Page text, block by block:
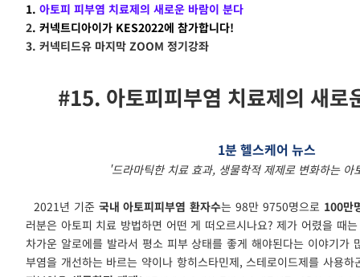
1. 아토피 피부염 치료제의 새로운 바람이 분다
2. 커넥트디아이가 KES2022에 참가합니다!
3. 커넥티드유 마지막 ZOOM 정기강좌
#15. 아토피피부염 치료제의 새로
1분헬스케어 뉴스
'드라마틱한 치료 효과, 생물학적 제제로 변화하는 아
2021년 기준 국내 아토피피부염 환자수는 98만 9750명으로 100만
러분은 아토피 치료 방법하면 어떤 게 떠오르시나요? 제가 어렸을 때
차가운 알로에를 발라서 평소 피부 상태를 좋게 해야된다는 이야기가
부염을 개선하는 바르는 약이나 항히스타민제, 스테로이드제를 사용